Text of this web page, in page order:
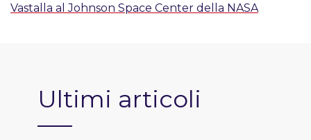
Vastalla al Johnson Space Center della NASA
Ultimi articoli